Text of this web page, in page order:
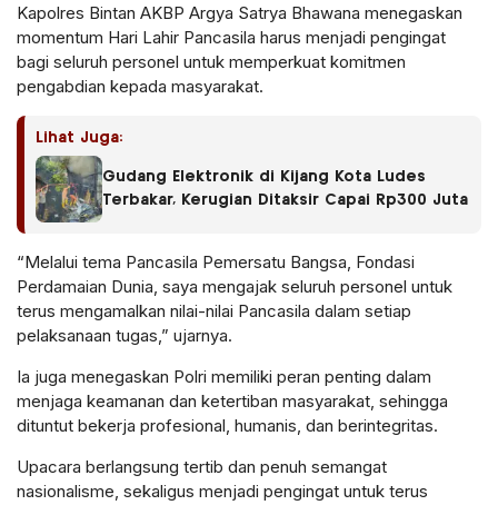
Kapolres Bintan AKBP Argya Satrya Bhawana menegaskan
momentum Hari Lahir Pancasila harus menjadi pengingat
bagi seluruh personel untuk memperkuat komitmen
pengabdian kepada masyarakat.
Lihat Juga:
Gudang Elektronik di Kijang Kota Ludes
Terbakar, Kerugian Ditaksir Capai Rp300 Juta
“Melalui tema Pancasila Pemersatu Bangsa, Fondasi
Perdamaian Dunia, saya mengajak seluruh personel untuk
terus mengamalkan nilai-nilai Pancasila dalam setiap
pelaksanaan tugas,” ujarnya.
Ia juga menegaskan Polri memiliki peran penting dalam
menjaga keamanan dan ketertiban masyarakat, sehingga
dituntut bekerja profesional, humanis, dan berintegritas.
Upacara berlangsung tertib dan penuh semangat
nasionalisme, sekaligus menjadi pengingat untuk terus